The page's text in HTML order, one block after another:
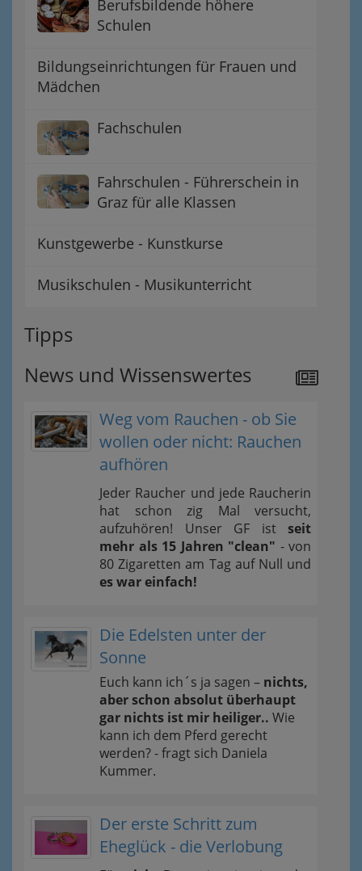
Berufsbildende höhere
Schulen
Bildungseinrichtungen für Frauen und
Mädchen
Fachschulen
Fahrschulen - Führerschein in
Graz für alle Klassen
Kunstgewerbe - Kunstkurse
Musikschulen - Musikunterricht
Tipps
News und Wissenswertes
Weg vom Rauchen - ob Sie
wollen oder nicht: Rauchen
aufhören
Jeder Raucher und jede Raucherin
hat schon zig Mal versucht,
aufzuhören! Unser GF ist seit
mehr als 15 Jahren "clean" - von
80 Zigaretten am Tag auf Null und
es war einfach!
Die Edelsten unter der
Sonne
Euch kann ich´s ja sagen – nichts,
aber schon absolut überhaupt
gar nichts ist mir heiliger.. Wie
kann ich dem Pferd gerecht
werden? - fragt sich Daniela
Kummer.
Der erste Schritt zum
Eheglück - die Verlobung